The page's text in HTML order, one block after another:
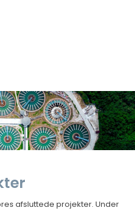
afsluttede projekter. Under